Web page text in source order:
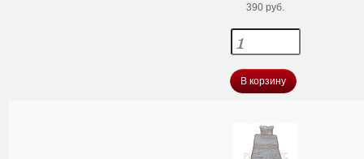
390 руб.
В корзину